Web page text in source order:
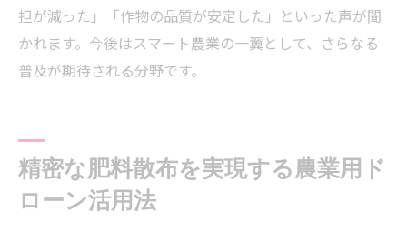
担が減った」「作物の品質が安定した」といった声が聞
かれます。今後はスマート農業の一翼として、さらなる
普及が期待される分野です。
精密な肥料散布を実現する農業用ド
ローン活用法